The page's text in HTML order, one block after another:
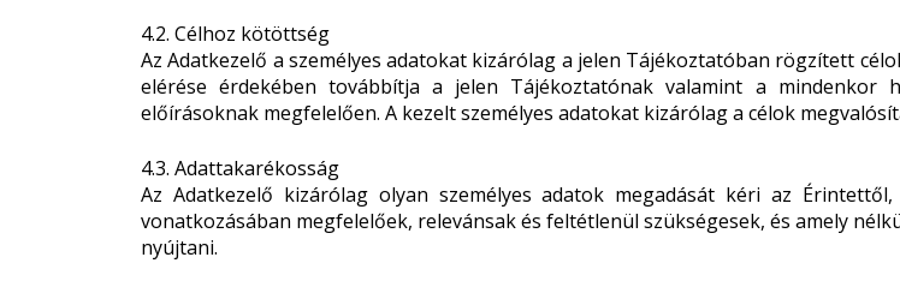
4.2. Célhoz kötöttség
Az Adatkezelő a személyes adatokat kizárólag a jelen Tájékoztatóban rögzített
elérése érdekében továbbítja a jelen Tájékoztatónak valamint a mindenkor
előírásoknak megfelelően. A kezelt személyes adatokat kizárólag a célok
4.3. Adattakarékosság
Az Adatkezelő kizárólag olyan személyes adatok megadását kéri az
vonatkozásában megfelelőek, relevánsak és feltétlenül szükségesek, és amely
nyújtani.